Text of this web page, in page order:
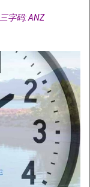
字码: ANZ